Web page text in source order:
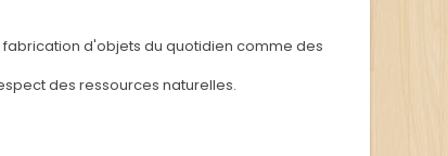
d'objets du quotidien comme des
des ressources naturelles.